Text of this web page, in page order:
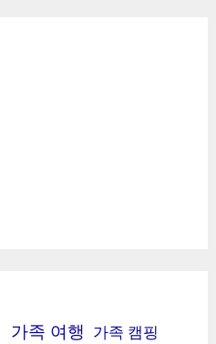
가족 여행 가족 캠핑